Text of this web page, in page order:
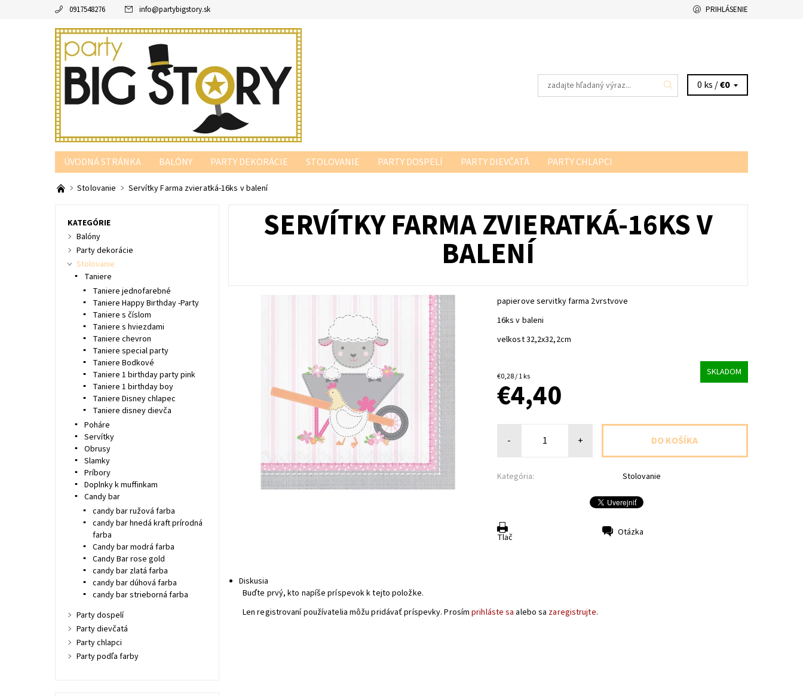
0917548276 info@partybigstory.sk PRIHLÁSENIE
0 ks /€0
ÚVODNÁ STRÁNKA BALÓNY PARTY DEKORÁCIE STOLOVANIE PARTY DOSPELÍ PARTY DIEVČATÁ
PARTY CHLAPCI
PARTY PODĽA FARBY
Stolovanie Servítky Farma zvieratká-16ks v balení
SERVÍTKY FARMA ZVIERATKÁ-16KS V
BALENÍ
papierove servitky farma 2vrstvove
16ks v baleni
velkost 32,2x32,2cm
€0,28 / 1 ks SKLADOM
€4,40
- +
Kategória: Stolovanie
Tlač Otázka
Diskusia
Buďte prvý, kto napíše príspevok k tejto položke.
Len registrovaní používatelia môžu pridávať príspevky. Prosímprihláste sa alebo sa zaregistrujte.
KATEGÓRIE
Balóny
Party dekorácie
Stolovanie
Taniere
Taniere jednofarebné
Taniere Happy Birthday -Party
Taniere s číslom
Taniere s hviezdami
Taniere chevron
Taniere special party
Taniere Bodkové
Taniere 1 birthday party pink
Taniere 1 birthday boy
Taniere Disney chlapec
Taniere disney dievča
Poháre
Servítky
Obrusy
Slamky
Príbory
Doplnky k muffinkam
Candy bar
candy bar ružová farba
candy bar hnedá kraft prírodná
farba
Candy bar modrá farba
Candy Bar rose gold
candy bar zlatá farba
candy bar dúhová farba
candy bar strieborná farba
Party dospelí
Party dievčatá
Party chlapci
Party podľa farby